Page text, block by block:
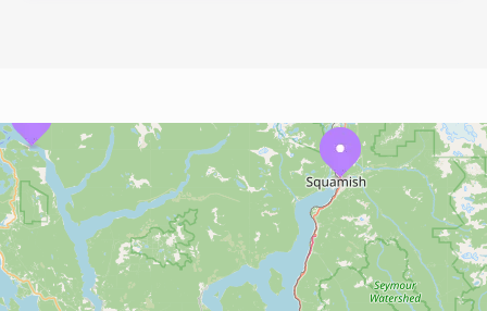
Loading Maps